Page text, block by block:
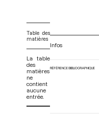
Table des
matières
La table
des
matières
ne
contient
aucune
entrée.
Infos
RÉFÉRENCE BIBLIOGRAPHIQUE